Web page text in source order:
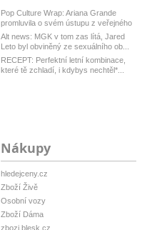
Pop Culture Wrap: Ariana Grande
promluvila o svém ústupu z veřejného
ž...
Alt news: MGK v tom zas lítá, Jared
Leto byl obviněný ze sexuálního ob...
RECEPT: Perfektní letní kombinace,
které tě zchladí, i kdybys nechtěl*...
Nákupy
hledejceny.cz
Zboží Živě
Osobní vozy
Zboží Dáma
zbozi.blesk.cz